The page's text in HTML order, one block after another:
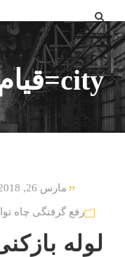
city=قیام
مارس 26, 2018
رفع گرفتگی چاه
لوله